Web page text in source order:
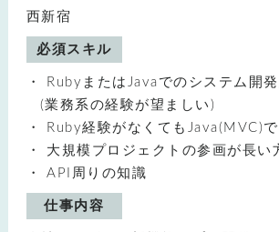
西新宿
必須スキル
RubyまたはJavaでのシステム開
(業務系の経験が望ましい)
Ruby経験がなくてもJava(MVC)
大規模プロジェクトの参画が長い
API周りの知識
仕事内容